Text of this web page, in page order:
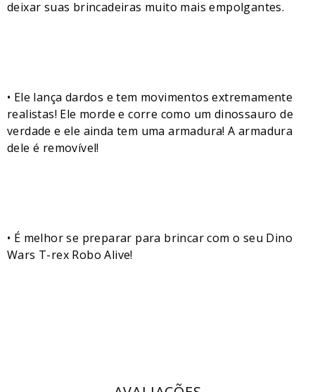
deixar suas brincadeiras muito mais empolgantes.
• Ele lança dardos e tem movimentos extremamente
realistas! Ele morde e corre como um dinossauro de
verdade e ele ainda tem uma armadura! A armadura
dele é removível!
• É melhor se preparar para brincar com o seu Dino
Wars T-rex Robo Alive!